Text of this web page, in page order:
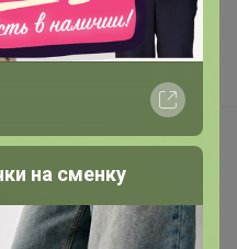
на сменку